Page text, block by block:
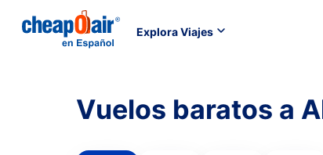
Explora Viajes
Vuelos baratos a